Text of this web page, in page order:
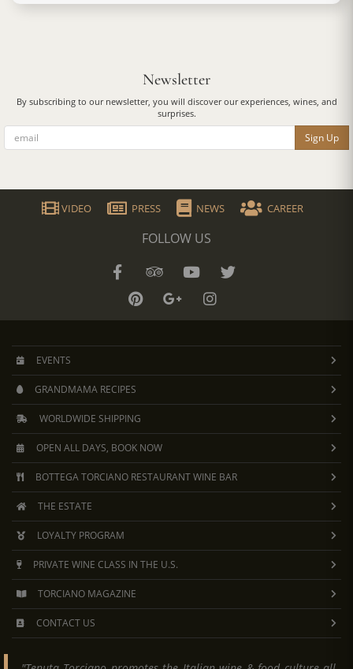
Newsletter
By subscribing to our newsletter, you will discover our experiences, wines, and
surprises.
Sign Up
VIDEO PRESS NEWS CAREER
FOLLOW US
EVENTS
GRANDMAMA RECIPES
WORLDWIDE SHIPPING
OPEN ALL DAYS, BOOK NOW
BOTTEGA TORCIANO RESTAURANT WINE BAR
THE ESTATE
LOYALTY PROGRAM
PRIVATE WINE CLASS IN THE U.S.
TORCIANO MAGAZINE
CONTACT US